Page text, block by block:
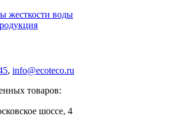
жесткости воды
, info@ecoteco.ru
товаров:
шоссе, 4